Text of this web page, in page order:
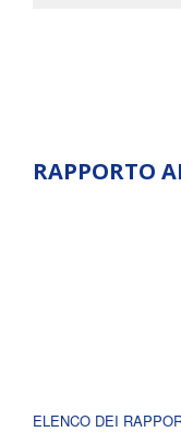
RAPPORTO
ELENCO DEI